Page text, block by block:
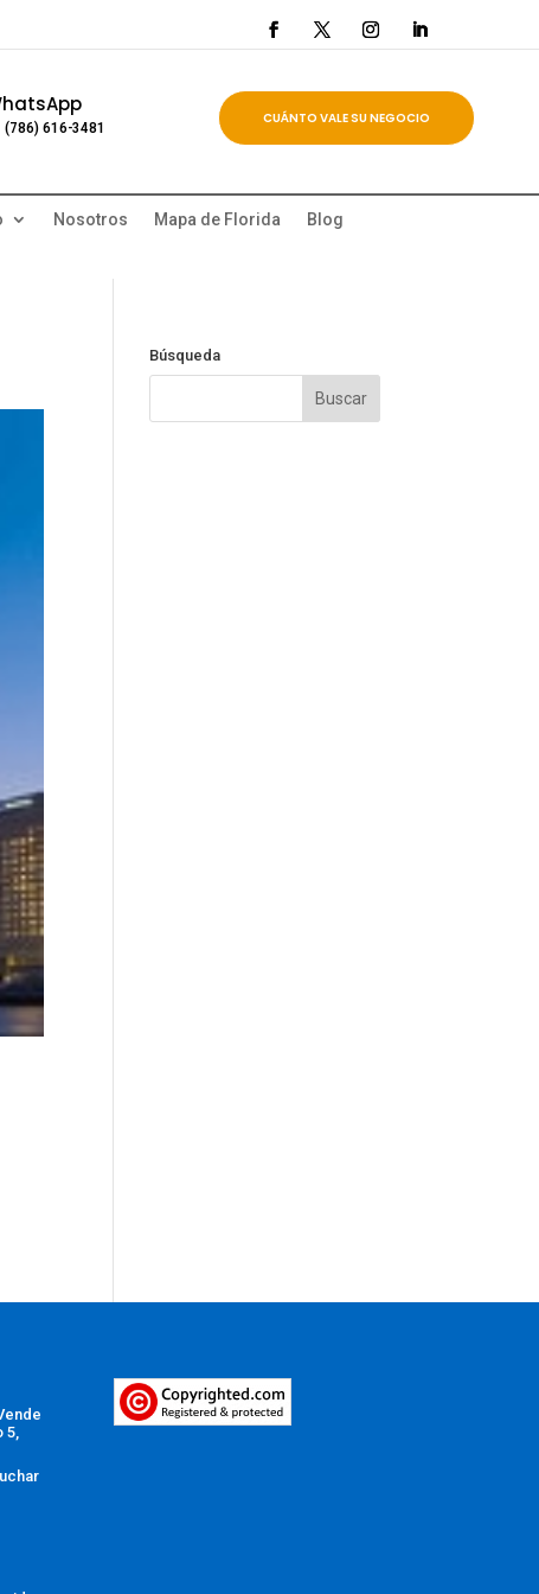
(786) 616-3481
CUÁNTO VALE SU NEGOCIO
Nosotros Mapa de Florida
Blog
Búsqueda
5,